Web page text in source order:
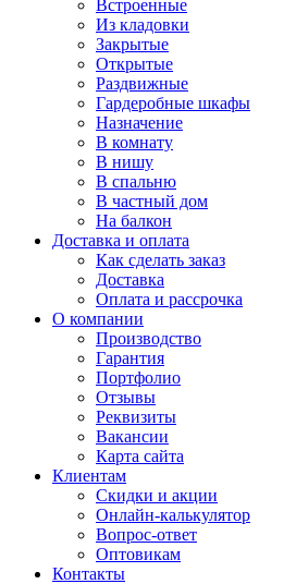
Встроенные
Из кладовки
Закрытые
Открытые
Раздвижные
Гардеробные шкафы
Назначение
В комнату
В нишу
В спальню
В частный дом
На балкон
Доставка и оплата
Как сделать заказ
Доставка
Оплата и рассрочка
О компании
Производство
Гарантия
Портфолио
Отзывы
Реквизиты
Вакансии
Карта сайта
Клиентам
Скидки и акции
Онлайн-калькулятор
Вопрос-ответ
Оптовикам
Контакты